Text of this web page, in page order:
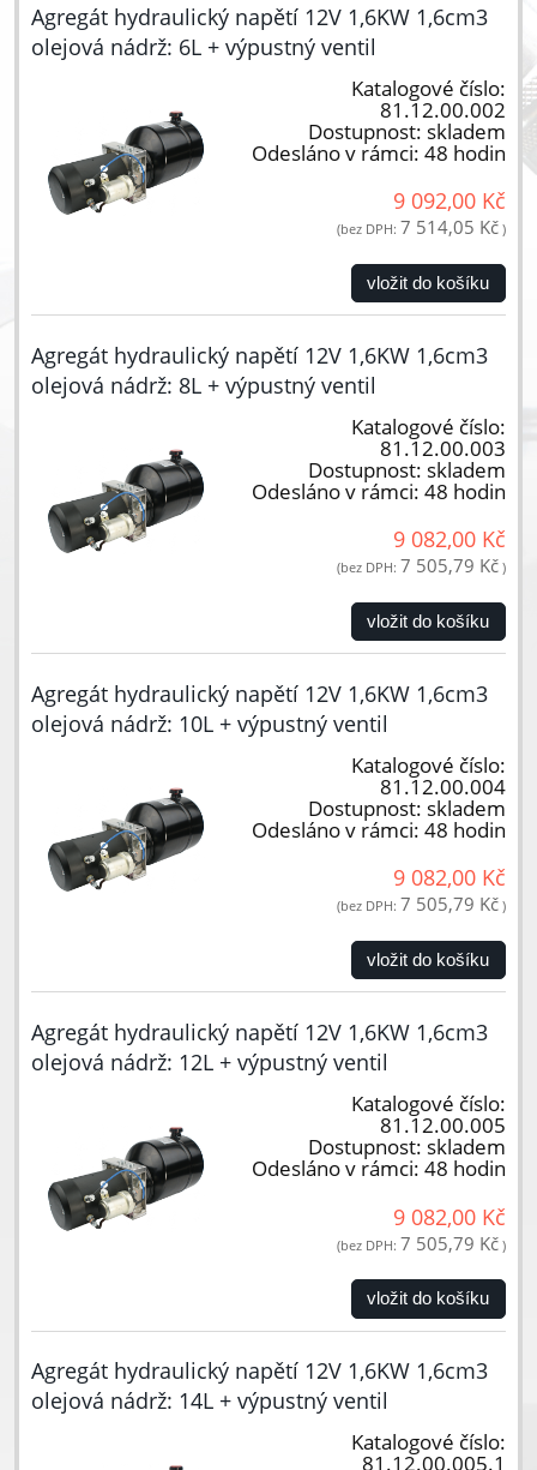
Agregát hydraulický napětí 12V 1,6KW 1,6cm3
olejová nádrž: 6L + výpustný ventil
Katalogové číslo:
81.12.00.002
Dostupnost: skladem
Odesláno v rámci: 48 hodin
9 092,00 Kč
(bez DPH: 7 514,05 Kč )
vložit do košíku
Agregát hydraulický napětí 12V 1,6KW 1,6cm3
olejová nádrž: 8L + výpustný ventil
Katalogové číslo:
81.12.00.003
Dostupnost: skladem
Odesláno v rámci: 48 hodin
9 082,00 Kč
(bez DPH: 7 505,79 Kč )
vložit do košíku
Agregát hydraulický napětí 12V 1,6KW 1,6cm3
olejová nádrž: 10L + výpustný ventil
Katalogové číslo:
81.12.00.004
Dostupnost: skladem
Odesláno v rámci: 48 hodin
9 082,00 Kč
(bez DPH: 7 505,79 Kč )
vložit do košíku
Agregát hydraulický napětí 12V 1,6KW 1,6cm3
olejová nádrž: 12L + výpustný ventil
Katalogové číslo:
81.12.00.005
Dostupnost: skladem
Odesláno v rámci: 48 hodin
9 082,00 Kč
(bez DPH: 7 505,79 Kč )
vložit do košíku
Agregát hydraulický napětí 12V 1,6KW 1,6cm3
olejová nádrž: 14L + výpustný ventil
Katalogové číslo:
81.12.00.005.1